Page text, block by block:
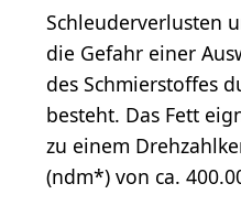
Schleuderverlusten
die Gefahr einer
des Schmierstoffes
besteht. Das Fett
zu einem
(ndm*) von ca.